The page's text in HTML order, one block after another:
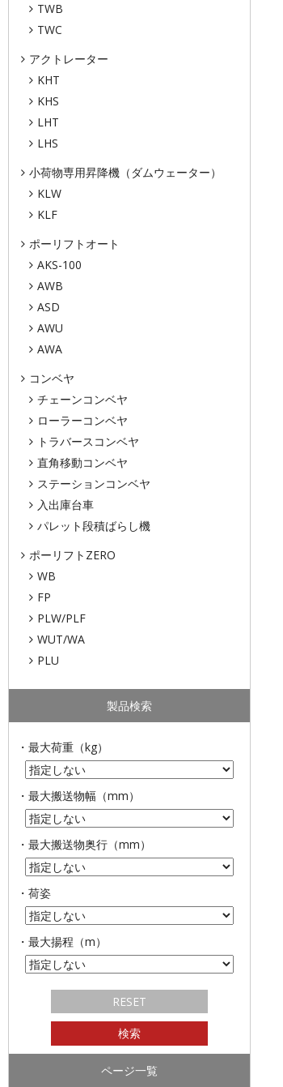
TWB
TWC
アクトレーター
KHT
KHS
LHT
LHS
小荷物専用昇降機（ダムウェーター）
KLW
KLF
ポーリフトオート
AKS-100
AWB
ASD
AWU
AWA
コンベヤ
チェーンコンベヤ
ローラーコンベヤ
トラバースコンベヤ
直角移動コンベヤ
ステーションコンベヤ
入出庫台車
パレット段積ばらし機
ポーリフトZERO
WB
FP
PLW/PLF
WUT/WA
PLU
製品検索
・最大荷重（kg）
・最大搬送物幅（mm）
・最大搬送物奥行（mm）
・荷姿
・最大揚程（m）
ページ一覧